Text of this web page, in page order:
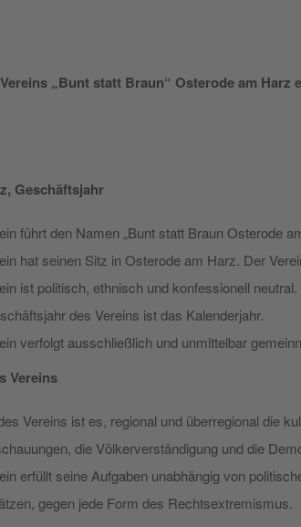
„Bunt statt Braun“ Osterode am Harz
Geschäftsjahr
führt den Namen „Bunt statt Braun Osterode
hat seinen Sitz in Osterode am Harz. Der
ist politisch, ethnisch und konfessionell neutral.
des Vereins ist das Kalenderjahr.
verfolgt ausschließlich und unmittelbar
Vereins
Vereins ist es, regional und überregional die
die Völkerverständigung und die
erfüllt seine Aufgaben unabhängig von
gegen jede Form des Rechtsextremismus.